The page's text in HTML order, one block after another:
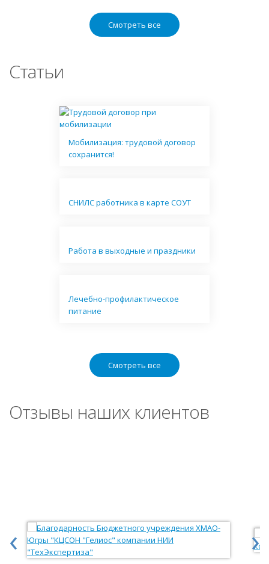
Смотреть все
Статьи
Мобилизация: трудовой договор
сохранится!
СНИЛС работника в карте СОУТ
Работа в выходные и праздники
Лечебно-профилактическое
питание
Смотреть все
Отзывы наших клиентов
‹ ›